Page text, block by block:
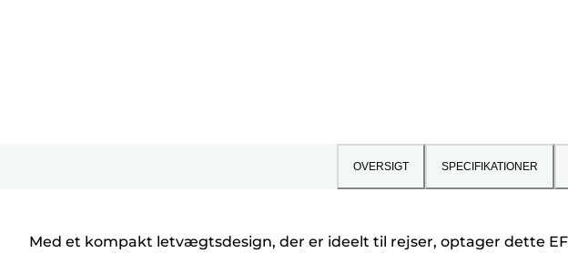
OVERSIGT SPECIFIKATIONER
Med et kompakt letvægtsdesign, der er ideelt til rejser, optager dette